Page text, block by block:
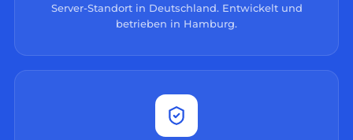
Server-Standort in Deutschland. Entwickelt und
betrieben in Hamburg.